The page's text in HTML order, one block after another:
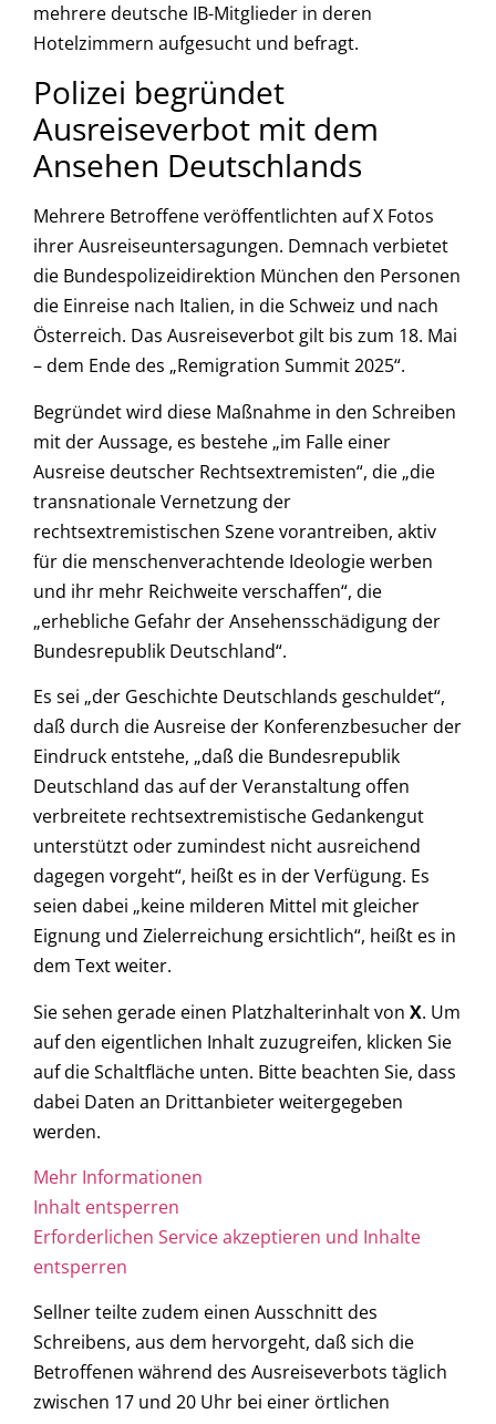
mehrere deutsche IB-Mitglieder in deren
Hotelzimmern aufgesucht und befragt.
Polizei begründet
Ausreiseverbot mit dem
Ansehen Deutschlands
Mehrere Betroffene veröffentlichten auf X Fotos
ihrer Ausreiseuntersagungen. Demnach verbietet
die Bundespolizeidirektion München den Personen
die Einreise nach Italien, in die Schweiz und nach
Österreich. Das Ausreiseverbot gilt bis zum 18. Mai
– dem Ende des „Remigration Summit 2025“.
Begründet wird diese Maßnahme in den Schreiben
mit der Aussage, es bestehe „im Falle einer
Ausreise deutscher Rechtsextremisten“, die „die
transnationale Vernetzung der
rechtsextremistischen Szene vorantreiben, aktiv
für die menschenverachtende Ideologie werben
und ihr mehr Reichweite verschaffen“, die
„erhebliche Gefahr der Ansehensschädigung der
Bundesrepublik Deutschland“.
Es sei „der Geschichte Deutschlands geschuldet“,
daß durch die Ausreise der Konferenzbesucher der
Eindruck entstehe, „daß die Bundesrepublik
Deutschland das auf der Veranstaltung offen
verbreitete rechtsextremistische Gedankengut
unterstützt oder zumindest nicht ausreichend
dagegen vorgeht“, heißt es in der Verfügung. Es
seien dabei „keine milderen Mittel mit gleicher
Eignung und Zielerreichung ersichtlich“, heißt es in
dem Text weiter.
Sie sehen gerade einen Platzhalterinhalt von X. Um
auf den eigentlichen Inhalt zuzugreifen, klicken Sie
auf die Schaltfläche unten. Bitte beachten Sie, dass
dabei Daten an Drittanbieter weitergegeben
werden.
Mehr Informationen
Inhalt entsperren
Erforderlichen Service akzeptieren und Inhalte
entsperren
Sellner teilte zudem einen Ausschnitt des
Schreibens, aus dem hervorgeht, daß sich die
Betroffenen während des Ausreiseverbots täglich
zwischen 17 und 20 Uhr bei einer örtlichen